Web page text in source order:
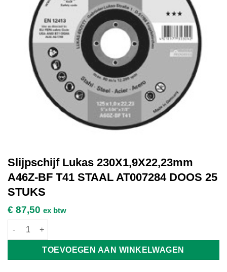
Slijpschijf Lukas 230X1,9X22,23mm
A46Z-BF T41 STAAL AT007284 DOOS 25
STUKS
€ 87,50 ex btw
Slijpschijf Lukas 230X1,9X22,23mm A46Z-BF T41 STAAL
TOEVOEGEN AAN WINKELWAGEN